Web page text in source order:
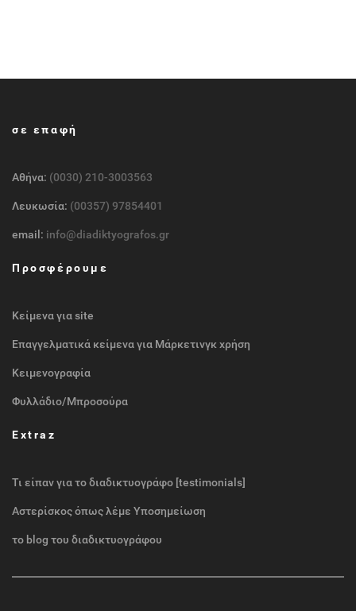
σε επαφή
Αθήνα: (0030) 210-3003563
Λευκωσία: (00357) 97854401
email: info@diadiktyografos.gr
Προσφέρουμε
Κείμενα για site
Επαγγελματικά κείμενα για Μάρκετινγκ χρήση
Κειμενογραφία
Φυλλάδιο/Μπροσούρα
Extraz
Τι είπαν για το διαδικτυογράφο [testimonials]
Αστερίσκος όπως λέμε Υποσημείωση
το blog του διαδικτυογράφου